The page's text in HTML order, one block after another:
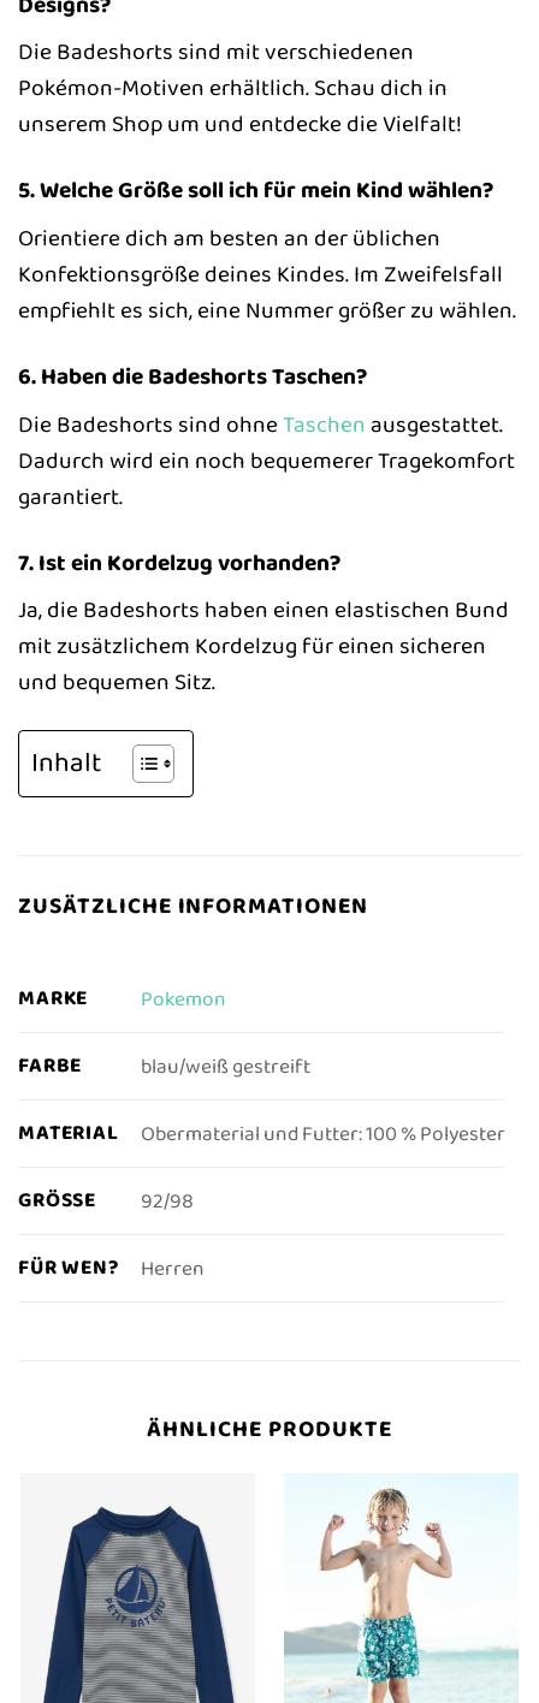
Die Badeshorts sind mit verschiedenen
Pokémon-Motiven erhältlich. Schau dich in
unserem Shop um und entdecke die Vielfalt!
5. Welche Größe soll ich für mein Kind wählen?
Orientiere dich am besten an der üblichen
Konfektionsgröße deines Kindes. Im Zweifelsfall
empfiehlt es sich, eine Nummer größer zu wählen.
6. Haben die Badeshorts Taschen?
Die Badeshorts sind ohneTaschenausgestattet.
Dadurch wird ein noch bequemerer Tragekomfort
garantiert.
7. Ist ein Kordelzug vorhanden?
Ja, die Badeshorts haben einen elastischen Bund
mit zusätzlichem Kordelzug für einen sicheren
und bequemen Sitz.
Inhalt
ZUSÄTZLICHE INFORMATIONEN
MARKE Pokemon
FARBE blau/weiß gestreift
MATERIAL Obermaterial und Futter: 100 % Polyester
GRÖSSE 92/98
FÜR WEN? Herren
ÄHNLICHE PRODUKTE